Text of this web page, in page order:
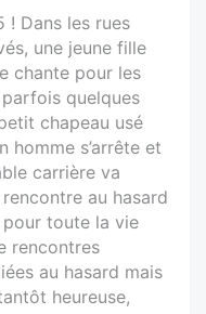
! Dans les rues
une jeune fille
chante pour les
quelques
chapeau usé
homme s’arrête et
carrière va
au hasard
pour toute la vie
rencontres
au hasard mais
heureuse,